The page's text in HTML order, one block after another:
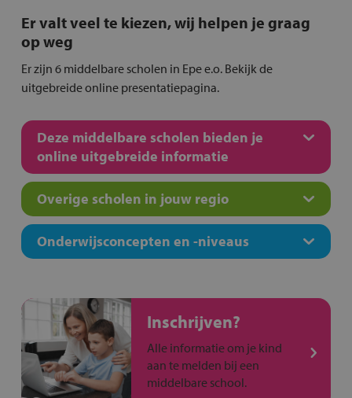
Er valt veel te kiezen, wij helpen je graag
op weg
Er zijn 6 middelbare scholen in Epe e.o. Bekijk de
uitgebreide online presentatiepagina.
Deze middelbare scholen bieden je
online uitgebreide informatie
Overige scholen in jouw regio
Onderwijsconcepten en -niveaus
Inschrijven?
Alle informatie om je kind
aan te melden bij een
middelbare school.